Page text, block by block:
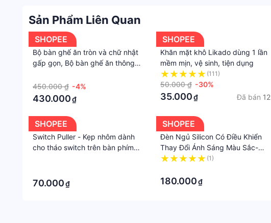
Sản Phẩm Liên Quan
SHOPEE
Bộ bàn ghế ăn tròn và chữ nhật
gấp gọn, Bộ bàn ghế ăn thông
450.000 ₫ -4%
430.000₫
SHOPEE
Khăn mặt khô Likado dùng 1 lần
mềm mịn, vệ sinh, tiện dụng
(111)
50.000 ₫ -30%
35.000₫ Đã bán 12
SHOPEE
Switch Puller - Kẹp nhôm dành
cho tháo switch trên bàn phím
70.000₫
SHOPEE
Đèn Ngủ Silicon Có Điều Khiển
Thay Đổi Ánh Sáng Màu Sắc-
Đèn Ngủ Silicon Tích Hợp Cảm
(1)
180.000₫